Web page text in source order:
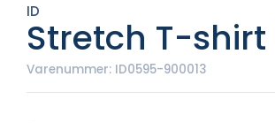
ID
Stretch T-shirt
Varenummer: ID0595-900013